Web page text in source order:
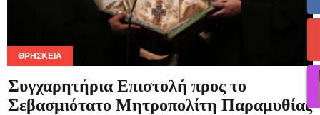
ΘΡΗΣΚΕΊΑ
Συγχαρητήρια Επιστολή προς το
Σεβασμιότατο Μητροπολίτη Παραμυθίας